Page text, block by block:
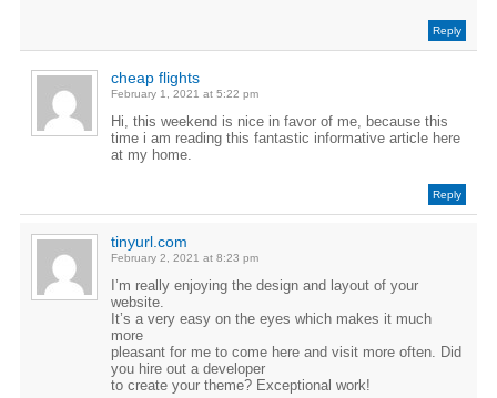
Reply
cheap flights
February 1, 2021 at 5:22 pm
Hi, this weekend is nice in favor of me, because this
time i am reading this fantastic informative article here
at my home.
Reply
tinyurl.com
February 2, 2021 at 8:23 pm
I’m really enjoying the design and layout of your
website.
It’s a very easy on the eyes which makes it much
more
pleasant for me to come here and visit more often. Did
you hire out a developer
to create your theme? Exceptional work!